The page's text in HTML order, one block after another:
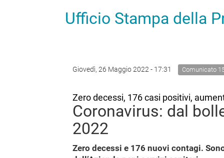
Ufficio Stampa della
Giovedì, 26 Maggio 2022 - 17:31 Comunicato
Zero decessi, 176 casi positivi,
Coronavirus: dal
2022
Zero decessi e 176 nuovi contagi.